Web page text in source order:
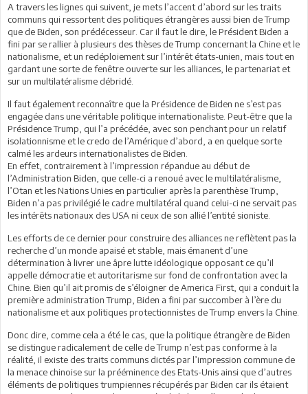
A travers les lignes qui suivent, je mets l’accent d’abord sur les traits
communs qui ressortent des politiques étrangères aussi bien de Trump
que de Biden, son prédécesseur. Car il faut le dire, le Président Biden a
fini par se rallier à plusieurs des thèses de Trump concernant la Chine et le
nationalisme, et un redéploiement sur l’intérêt états-unien, mais tout en
gardant une sorte de fenêtre ouverte sur les alliances, le partenariat et
sur un multilatéralisme débridé.
Il faut également reconnaître que la Présidence de Biden ne s’est pas
engagée dans une véritable politique internationaliste. Peut-être que la
Présidence Trump, qui l’a précédée, avec son penchant pour un relatif
isolationnisme et le credo de l’Amérique d’abord, a en quelque sorte
calmé les ardeurs internationalistes de Biden.
En effet, contrairement à l’impression répandue au début de
l’Administration Biden, que celle-ci a renoué avec le multilatéralisme,
l’Otan et les Nations Unies en particulier après la parenthèse Trump,
Biden n’a pas privilégié le cadre multilatéral quand celui-ci ne servait pas
les intérêts nationaux des USA ni ceux de son allié l’entité sioniste.
Les efforts de ce dernier pour construire des alliances ne reflètent pas la
recherche d’un monde apaisé et stable, mais émanent d’une
détermination à livrer une âpre lutte idéologique opposant ce qu’il
appelle démocratie et autoritarisme sur fond de confrontation avec la
Chine. Bien qu’il ait promis de s’éloigner de America First, qui a conduit la
première administration Trump, Biden a fini par succomber à l’ère du
nationalisme et aux politiques protectionnistes de Trump envers la Chine.
Donc dire, comme cela a été le cas, que la politique étrangère de Biden
se distingue radicalement de celle de Trump n’est pas conforme à la
réalité, il existe des traits communs dictés par l’impression commune de
la menace chinoise sur la prééminence des Etats-Unis ainsi que d’autres
éléments de politiques trumpiennes récupérés par Biden car ils étaient